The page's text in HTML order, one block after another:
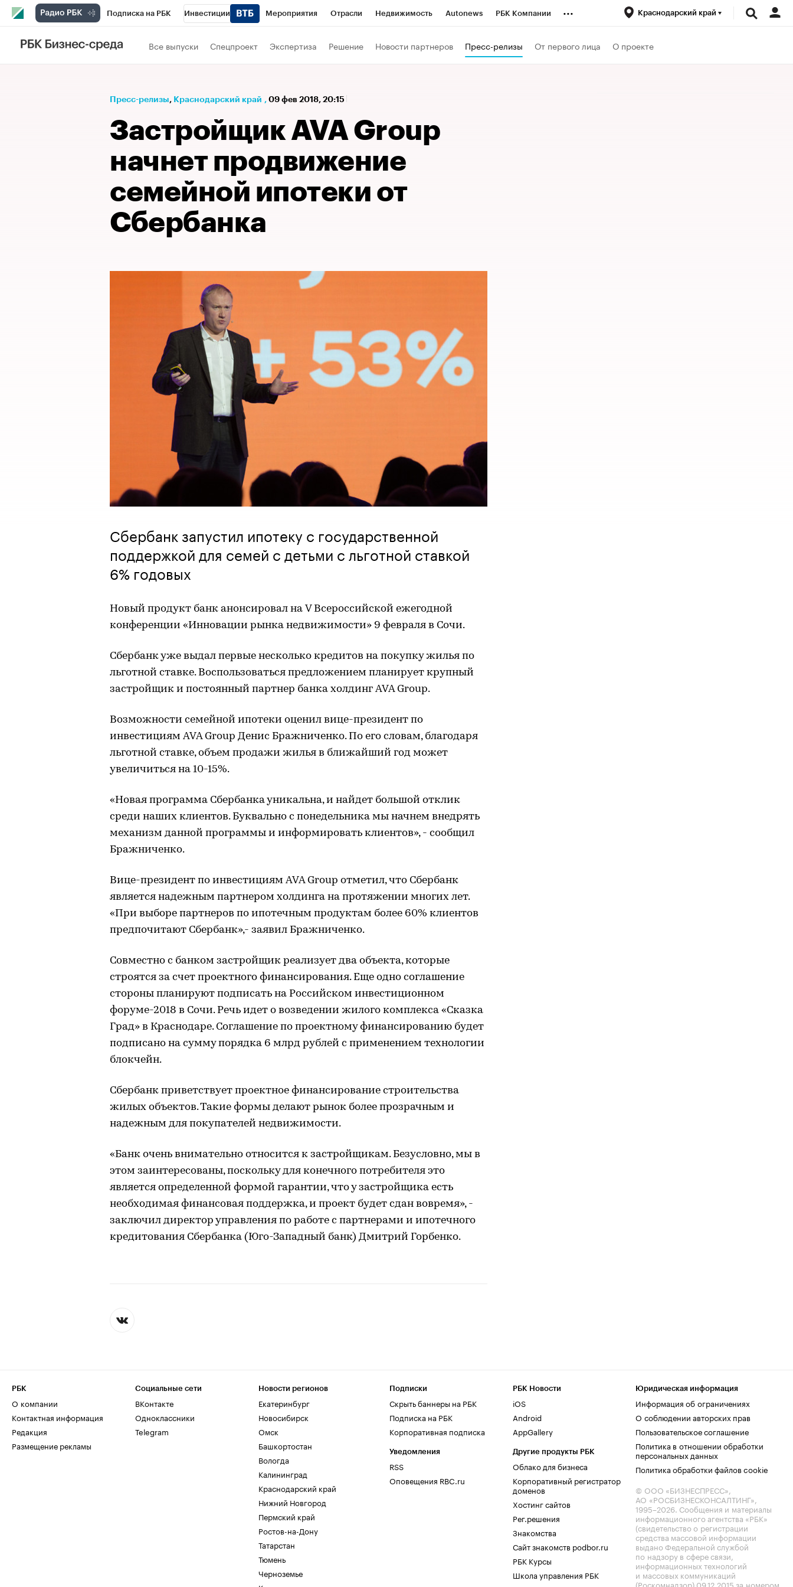
Подписка на РБК Инвестиции Мероприятия Отрасли Недвижимость Autonews РБК Компании
Телеканал
Спецпроекты Проверка контрагентов Политика Экономика
Рынок наличной валюты
... Краснодарский край
Все выпуски Спецпроект Экспертиза Решение Новости партнеров Пресс-релизы От первого лица О проекте
Пресс-релизы⁠, Краснодарский край , 09 фев 2018, 20:15
Застройщик AVA Group
начнет продвижение
семейной ипотеки от
Сбербанка
Сбербанк запустил ипотеку с государственной
поддержкой для семей с детьми с льготной ставкой
6% годовых
Новый продукт банк анонсировал на V Всероссийской ежегодной
конференции «Инновации рынка недвижимости» 9 февраля в Сочи.
Сбербанк уже выдал первые несколько кредитов на покупку жилья по
льготной ставке. Воспользоваться предложением планирует крупный
застройщик и постоянный партнер банка холдинг AVA Group.
Возможности семейной ипотеки оценил вице-президент по
инвестициям AVA Group Денис Бражниченко. По его словам, благодаря
льготной ставке, объем продажи жилья в ближайший год может
увеличиться на 10-15%.
«Новая программа Сбербанка уникальна, и найдет большой отклик
среди наших клиентов. Буквально с понедельника мы начнем внедрять
механизм данной программы и информировать клиентов», - сообщил
Бражниченко.
Вице-президент по инвестициям AVA Group отметил, что Сбербанк
является надежным партнером холдинга на протяжении многих лет.
«При выборе партнеров по ипотечным продуктам более 60% клиентов
предпочитают Сбербанк»,- заявил Бражниченко.
Совместно с банком застройщик реализует два объекта, которые
строятся за счет проектного финансирования. Еще одно соглашение
стороны планируют подписать на Российском инвестиционном
форуме-2018 в Сочи. Речь идет о возведении жилого комплекса «Сказка
Град» в Краснодаре. Соглашение по проектному финансированию будет
подписано на сумму порядка 6 млрд рублей с применением технологии
блокчейн.
Сбербанк приветствует проектное финансирование строительства
жилых объектов. Такие формы делают рынок более прозрачным и
надежным для покупателей недвижимости.
«Банк очень внимательно относится к застройщикам. Безусловно, мы в
этом заинтересованы, поскольку для конечного потребителя это
является определенной формой гарантии, что у застройщика есть
необходимая финансовая поддержка, и проект будет сдан вовремя», -
заключил директор управления по работе с партнерами и ипотечного
кредитования Сбербанка (Юго-Западный банк) Дмитрий Горбенко.
РБК
О компании
Контактная информация
Редакция
Размещение рекламы
Социальные сети
ВКонтакте
Одноклассники
Telegram
Новости регионов
Екатеринбург
Новосибирск
Омск
Башкортостан
Вологда
Калининград
Краснодарский край
Нижний Новгород
Пермский край
Ростов-на-Дону
Татарстан
Тюмень
Черноземье
Подписки
Скрыть баннеры на РБК
Подписка на РБК
Корпоративная подписка
Уведомления
RSS
Оповещения RBC.ru
РБК Новости
iOS
Android
AppGallery
Другие продукты РБК
Облако для бизнеса
Корпоративный регистратор
доменов
Хостинг сайтов
Рег.решения
Знакомства
Сайт знакомств podbor.ru
РБК Курсы
Школа управления РБК
Юридическая информация
Информация об ограничениях
О соблюдении авторских прав
Пользовательское соглашение
Политика в отношении обработки
персональных данных
Политика обработки файлов cookie
© ООО «БИЗНЕСПРЕСС»,
АО «РОСБИЗНЕСКОНСАЛТИНГ»,
1995–2026. Сообщения и материалы
информационного агентства «РБК»
(свидетельство о регистрации
средства массовой информации
выдано Федеральной службой
по надзору в сфере связи,
информационных технологий
и массовых коммуникаций
(Роскомнадзор) 09.12.2015 за номером